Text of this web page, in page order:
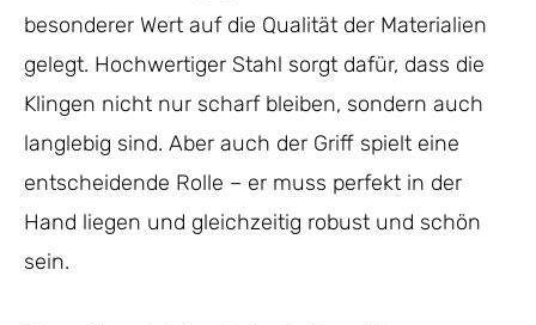
besonderer Wert auf die Qualität der Materialien
gelegt. Hochwertiger Stahl sorgt dafür, dass die
Klingen nicht nur scharf bleiben, sondern auch
langlebig sind. Aber auch der Griff spielt eine
entscheidende Rolle – er muss perfekt in der
Hand liegen und gleichzeitig robust und schön
sein.